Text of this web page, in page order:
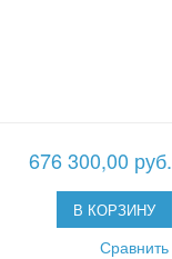
676 300,00 руб.
В КОРЗИНУ
Сравнить